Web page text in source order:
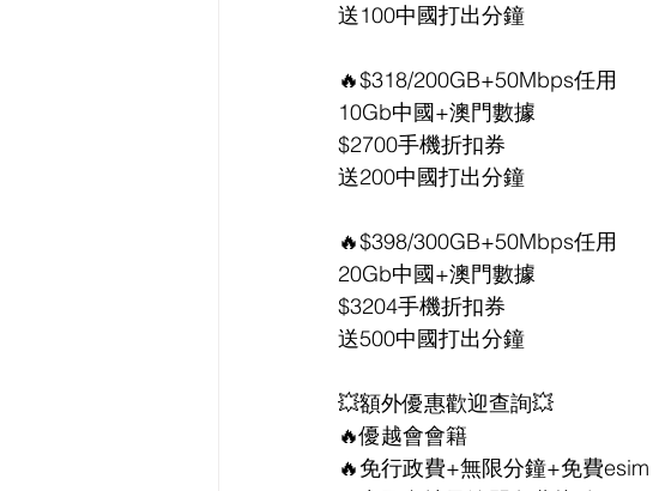
送100中國打出分鐘
🔥$318/200GB+50Mbps任用
10Gb中國+澳門數據
$2700手機折扣券
送200中國打出分鐘
🔥$398/300GB+50Mbps任用
20Gb中國+澳門數據
$3204手機折扣券
送500中國打出分鐘
💥額外優惠歡迎查詢💥
🔥優越會會籍
🔥免行政費+無限分鐘+免費esim